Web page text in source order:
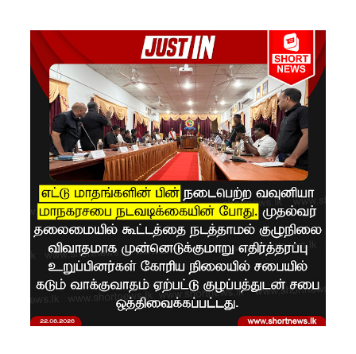
கதை நூல்
ஆகஸ்ட்
வெளியீடு!
மகசின்
சிறைக்கு
போதைப்
பொருள்
முயன்ற